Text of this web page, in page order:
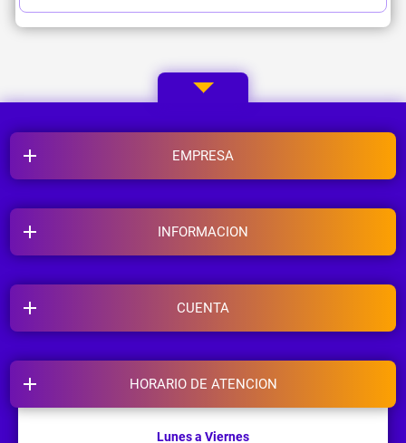
EMPRESA
INFORMACION
HORARIO DE ATENCION
Lunes a Viernes
CUENTA